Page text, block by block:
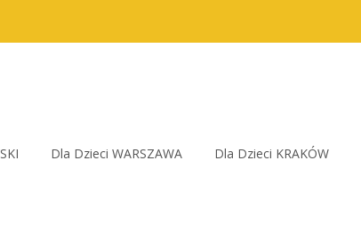
Dla Dzieci WARSZAWA Dla Dzieci KRAKÓW